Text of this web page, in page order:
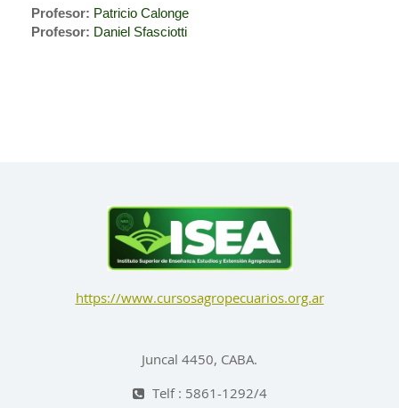
Profesor: Patricio Calonge
Profesor: Daniel Sfasciotti
https://www.cursosagropecuarios.org.ar
Juncal 4450, CABA.
Telf : 5861-1292/4